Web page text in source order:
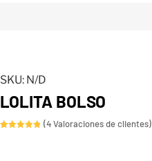
SKU: N/D
LOLITA BOLSO
(4Valoraciones de clientes)